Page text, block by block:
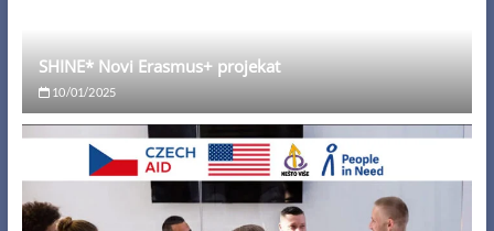
SHINE* Novi Erasmus+ projekat
10/01/2025